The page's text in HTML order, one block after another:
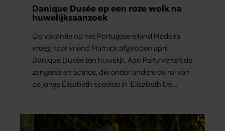
Danique Dusée op een roze wolk na
huwelijksaanzoek
Op vakantie op het Portugese eiland Madeira
vroeg haar vriend Marnick afgelopen april
Danique Dusée ten huwelijk. Aan Party vertelt de
zangeres en actrice, die onder andere de rol van
de jonge Elisabeth speelde in ‘Elisabeth De